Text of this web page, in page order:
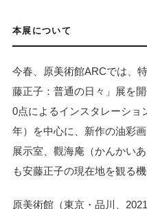
本展について
今春、原美術館ARCでは、
藤正子：普通の日々」展を
0点によるインスタレーショ
年）を中心に、新作の油彩
展示室、觀海庵（かんかい
も安藤正子の現在地を観る
原美術館（東京・品川、